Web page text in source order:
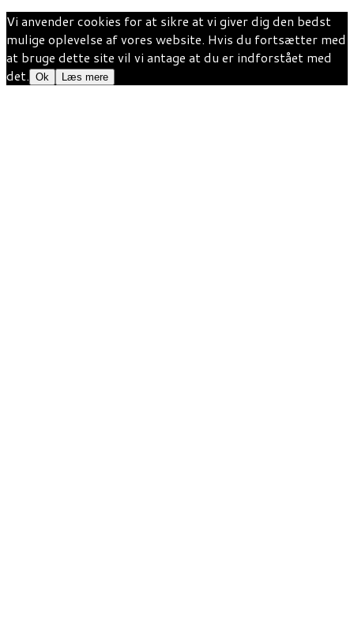
Vi anvender cookies for at sikre at vi giver dig den bedst
mulige oplevelse af vores website. Hvis du fortsætter med
at bruge dette site vil vi antage at du er indforstået med
det. Ok Læs mere